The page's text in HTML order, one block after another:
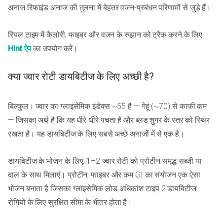
अनाज रिफाइंड अनाज की तुलना में बेहतर वजन-प्रबंधन परिणामों से जुड़े हैं।
रियल टाइम में कैलोरी, फाइबर और वजन के रुझान को ट्रैक करने के लिए
Hint ऐपका उपयोग करें।
क्या ज्वार रोटी डायबिटीज के लिए अच्छी है?
बिल्कुल। ज्वार का ग्लाइसेमिक इंडेक्स ~55 है — गेहूं (~70) से काफी कम
— जिसका अर्थ है कि यह धीरे-धीरे पचता है और ब्लड शुगर के स्तर को स्थिर
रखता है। यह डायबिटीज के लिए सबसे अच्छे अनाजों में से एक है।
डायबिटीज के भोजन के लिए, 1–2 ज्वार रोटी को प्रोटीन-समृद्ध सब्जी या
दाल के साथ मिलाएं। प्रोटीन, फाइबर और कम GI का संयोजन एक ऐसा
भोजन बनाता है जिसका ग्लाइसेमिक लोड अधिकांश टाइप 2 डायबिटीज
रोगियों के लिए सुरक्षित सीमा के भीतर होता है।